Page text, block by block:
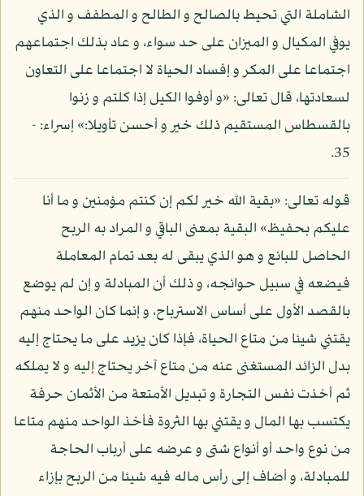
الشاملة التي تحيط بالصالح و الطالح و المطفف و الذي
يوفي المكيال و الميزان على حد سواء، و عاد بذلك اجتماعهم
اجتماعا على المكر و إفساد الحياة لا اجتماعا على التعاون
لسعادتها، قال تعالى: «و أوفوا الكيل إذا كلتم و زنوا
بالقسطاس المستقيم ذلك خير و أحسن تأويلا:» إسراء: -
35.
قوله تعالى: «بقية الله خير لكم إن كنتم مؤمنين و ما أنا
عليكم بحفيظ» البقية بمعنى الباقي و المراد به الربح
الحاصل للبائع و هو الذي يبقى له بعد تمام المعاملة
فيضعه في سبيل حوائجه، و ذلك أن المبادلة و إن لم يوضع
بالقصد الأول على أساس الاسترباح، و إنما كان الواحد منهم
يقتني شيئا من متاع الحياة، فإذا كان يزيد على ما يحتاج إليه
بدل الزائد المستغنى عنه من متاع آخر يحتاج إليه و لا يملكه
ثم أخذت نفس التجارة و تبديل الأمتعة من الأثمان حرفة
يكتسب بها المال و يقتني بها الثروة فأخذ الواحد منهم متاعا
من نوع واحد أو أنواع شتى و عرضه على أرباب الحاجة
للمبادلة، و أضاف إلى رأس ماله فيه شيئا من الربح بإزاء